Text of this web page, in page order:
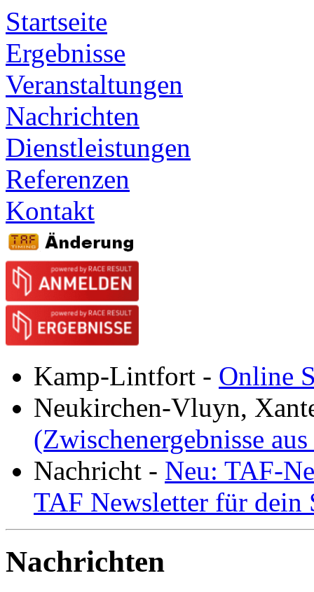
Startseite
Ergebnisse
Veranstaltungen
Nachrichten
Dienstleistungen
Referenzen
Kontakt
Kamp-Lintfort - Online
Neukirchen-Vluyn,
(Zwischenergebnisse
Nachricht - Neu: TAF-
TAF Newsletter für dein
Nachrichten